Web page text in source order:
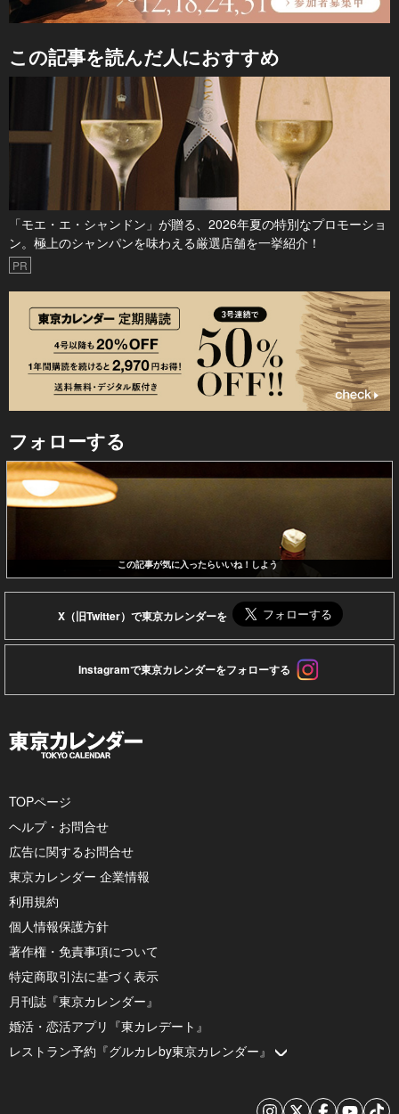
この記事を読んだ人におすすめ
「モエ・エ・シャンドン」が贈る、2026年夏の特別なプロモーショ
ン。極上のシャンパンを味わえる厳選店舗を一挙紹介！
PR
フォローする
この記事が気に入ったらいいね！しよう
X（旧Twitter）で東京カレンダーを
Instagramで東京カレンダーをフォローする
TOPページ
ヘルプ・お問合せ
広告に関するお問合せ
東京カレンダー 企業情報
利用規約
個人情報保護方針
著作権・免責事項について
特定商取引法に基づく表示
月刊誌『東京カレンダー』
婚活・恋活アプリ『東カレデート』
レストラン予約『グルカレby東京カレンダー』